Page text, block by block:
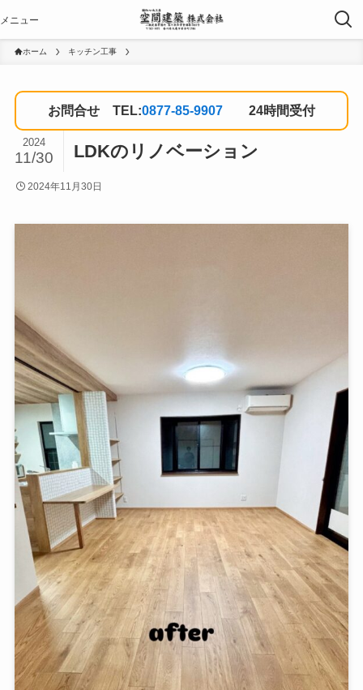
ホーム キッチン工事
お問合せ TEL:0877-85-9907 24時間受付
LDKのリノベーション
2024
11/30
2024年11月30日